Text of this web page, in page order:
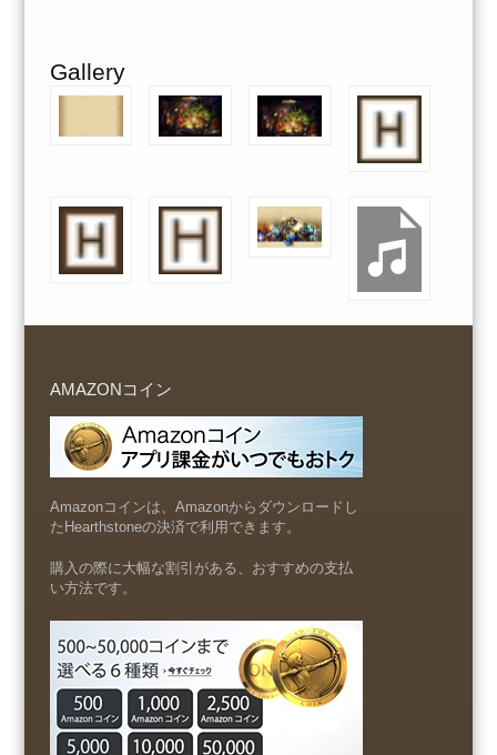
Gallery
AMAZONコイン
Amazonコインは、Amazonからダウンロードし
たHearthstoneの決済で利用できます。
購入の際に大幅な割引がある、おすすめの支払
い方法です。